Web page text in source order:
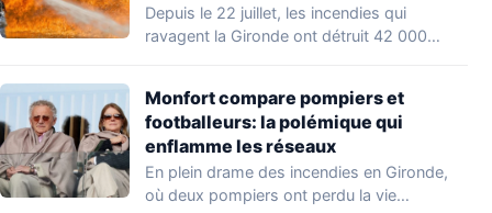
Depuis le 22 juillet, les incendies qui
ravagent la Gironde ont détruit 42 000…
Monfort compare pompiers et
footballeurs: la polémique qui
enflamme les réseaux
En plein drame des incendies en Gironde,
où deux pompiers ont perdu la vie…